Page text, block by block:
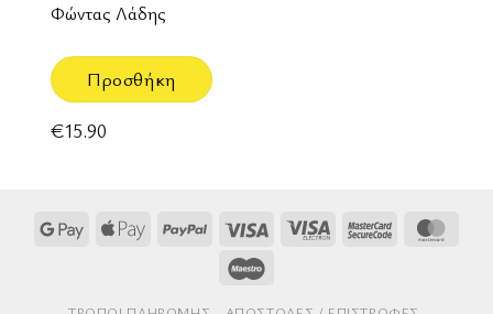
Φώντας Λάδης
Προσθήκη
€15.90
Google Apple
PayPal Visa
Visa
MasterCard